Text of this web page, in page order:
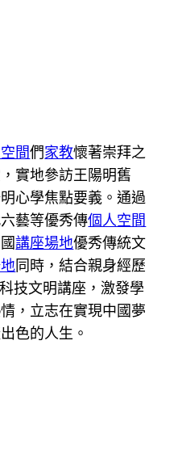
間們家教懷著崇拜之
實地參訪王陽明舊
心學焦點要義。通過
藝等優秀傳個人空間
講座場地優秀傳統文
同時，結合親身經歷
技文明講座，激發學
，立志在實現中國夢
色的人生。